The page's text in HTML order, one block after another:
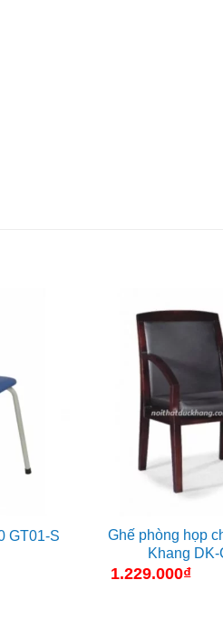
GT01-S
Ghế phòng họp
Khang
1.229.000₫